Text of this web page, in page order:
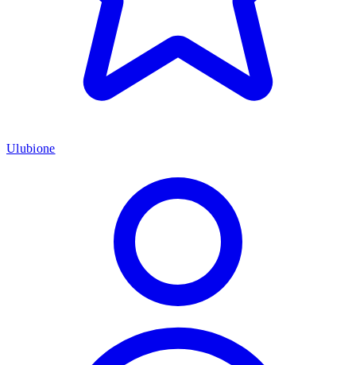
Ulubione